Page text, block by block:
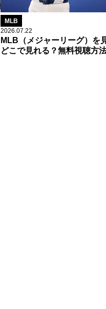
MLB
2026.07.22
MLB（メジャーリーグ）を
どこで見れる？無料視聴方